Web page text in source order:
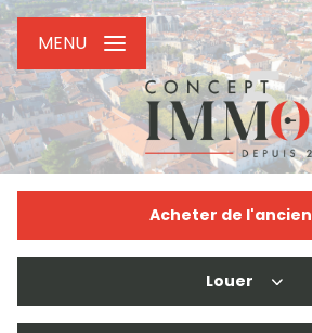
MENU
Acheter de l'ancien
De l'immo pro
Louer